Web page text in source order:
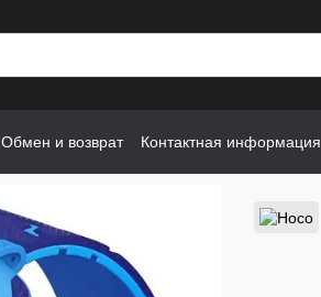
Обмен и возврат Контактная информация